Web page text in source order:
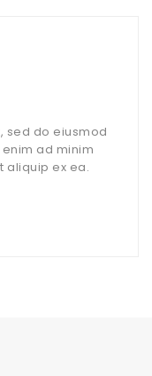
sed do eiusmod
ad minim
aliquip ex ea.